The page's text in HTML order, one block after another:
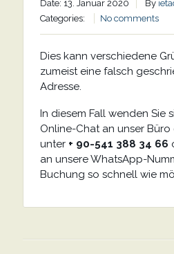
Date: 13. Januar 2020 By
Categories:
No comments
Dies kann verschiedene
zumeist eine falsch
Adresse.
In diesem Fall wenden Sie
Online-Chat an unser
unter + 90-541 388 34 66
an unsere WhatsApp-
Buchung so schnell wie